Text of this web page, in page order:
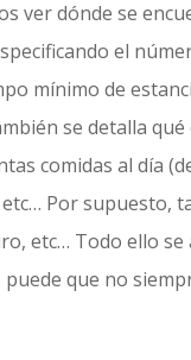
ver dónde se
el
mínimo de
se detalla qué
comidas al día
Por supuesto,
etc… Todo ello se
que no